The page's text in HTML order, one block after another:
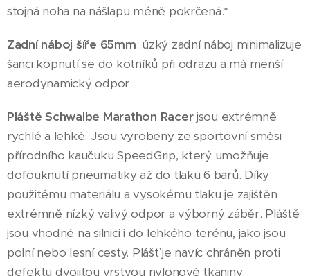
stojná noha na nášlapu méně pokrčená.*
Zadní náboj šíře 65mm: úzký zadní náboj minimalizuje
šanci kopnutí se do kotníků při odrazu a má menší
aerodynamický odpor
Pláště Schwalbe Marathon Racerjsou extrémně
rychlé a lehké. Jsou vyrobeny ze sportovní směsi
přírodního kaučuku SpeedGrip, který umožňuje
dofouknutí pneumatiky až do tlaku 6 barů. Díky
použitému materiálu a vysokému tlaku je zajištěn
extrémně nízký valivý odpor a výborný záběr. Pláště
jsou vhodné na silnici i do lehkého terénu, jako jsou
polní nebo lesní cesty. Plášť je navíc chráněn proti
defektu dvojitou vrstvou nylonové tkaniny